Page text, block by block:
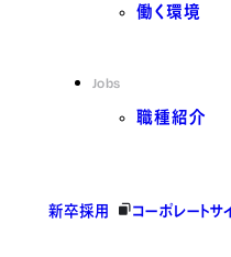
働く環境
Jobs
職種紹介
新卒採用 コーポレートサ